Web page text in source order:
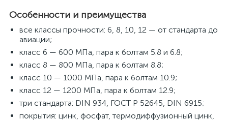
Особенности и преимущества
все классы прочности: 6, 8, 10, 12 — от стандарта до
авиации;
класс 6 — 600 МПа, пара к болтам 5.8 и 6.8;
класс 8 — 800 МПа, пара к болтам 8.8;
класс 10 — 1000 МПа, пара к болтам 10.9;
класс 12 — 1200 МПа, пара к болтам 12.9;
три стандарта: DIN 934, ГОСТ Р 52645, DIN 6915;
покрытия: цинк, фосфат, термодиффузионный цинк,